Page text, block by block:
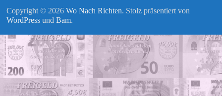
Copyright © 2026Wo Nach Richten. Stolz präsentiert von
WordPress undBam.